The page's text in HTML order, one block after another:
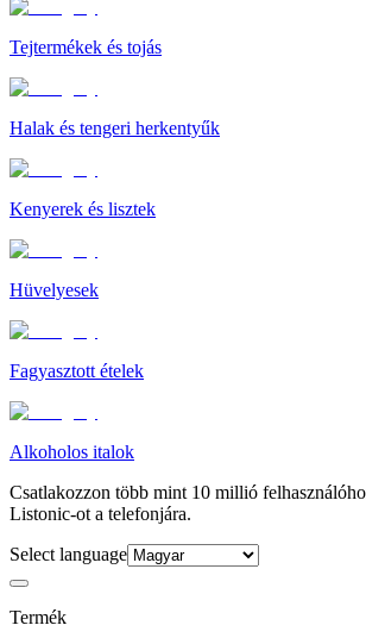
Tejtermékek és tojás
Halak és tengeri herkentyűk
Kenyerek és lisztek
Hüvelyesek
Fagyasztott ételek
Alkoholos italok
Csatlakozzon több mint 10 millió
Listonic-ot a telefonjára.
Select language
Termék